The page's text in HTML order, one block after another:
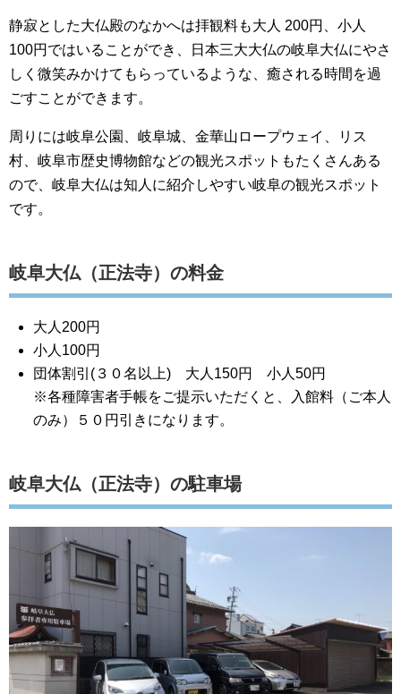
静寂とした大仏殿のなかへは拝観料も大人 200円、小人
100円ではいることができ、日本三大大仏の岐阜大仏にやさ
しく微笑みかけてもらっているような、癒される時間を過
ごすことができます。
周りには岐阜公園、岐阜城、金華山ロープウェイ、リス
村、岐阜市歴史博物館などの観光スポットもたくさんある
ので、岐阜大仏は知人に紹介しやすい岐阜の観光スポット
です。
岐阜大仏（正法寺）の料金
大人200円
小人100円
団体割引(３０名以上) 大人150円 小人50円
※各種障害者手帳をご提示いただくと、入館料（ご本人
のみ）５０円引きになります。
岐阜大仏（正法寺）の駐車場